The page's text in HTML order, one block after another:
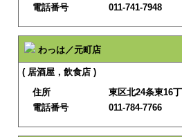
電話番号
011-741-7948
わっは／元町店
( 居酒屋，飲食店 )
住所
東区北24条東16
電話番号
011-784-7766